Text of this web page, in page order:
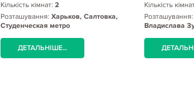
Кількість кімнат: 2
Розташування: Харьков, Салтовка,
Студенческая метро
ДЕТАЛЬНІШЕ...
Кількість
Розташування:
Владислава